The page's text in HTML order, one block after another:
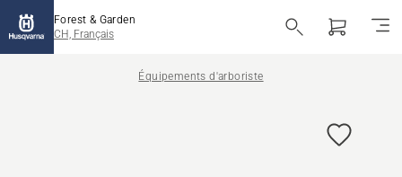
Forest & Garden
CH, Français
Équipements d'arboriste